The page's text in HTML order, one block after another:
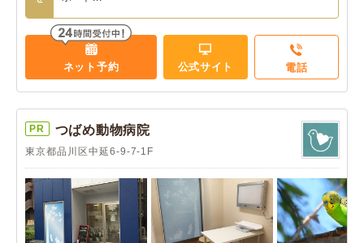
ネット予約 公式サイト 電話
PR つばめ動物病院
東京都品川区中延6-9-7-1F